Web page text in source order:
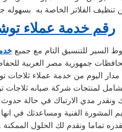
الفلاتر الخاصة به بسهوله
رقم خدمة عملاء
السير للتنسيق التام مع جميع
لمنتجات شركة صيانه ثلاجات
المشورة الفنية ومساعدتك في